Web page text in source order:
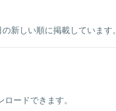
新しい順に掲載しています。
ードできます。